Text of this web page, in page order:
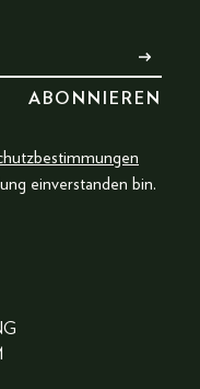
einverstanden bin.